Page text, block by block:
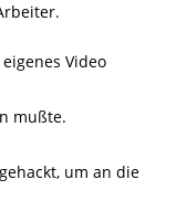
Video
mußte.
um an die